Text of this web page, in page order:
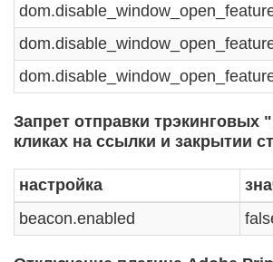
Запрет отправки трэкинговых
кликах на ссылки и закрытии
настройка
beacon.enabled